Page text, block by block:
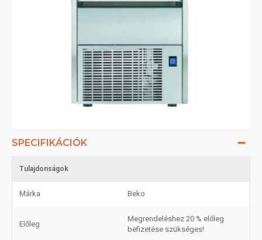
SPECIFIKÁCIÓK
Tulajdonságok
Márka Beko
Előleg
Megrendeléshez 20 % előleg
befizetése szükséges!